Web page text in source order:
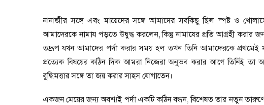
নানাজীর সঙ্গে এবং মায়েদের সঙ্গে আমাদের সবকিছু ছিল স্পষ্ট ও
আমাদেরকে নামায পড়তে উদ্বুদ্ধ করলেন,কিন্তু নামাযের প্রতি আগ্রহী করার
তদ্রূপ যখন আমাদের পর্দা করার সময় হল তখন তিনি আমাদেরকে প্রথমেই
প্রত্যেক বিষয়ের কঠিন দিক আমরা নিজেরা অনুভব করার আগে তিনিই তা
বুদ্ধিমত্তার সঙ্গে তা জয় করার সাহস যোগাতেন।
একজন মেয়ের জন্য অবশ্যই পর্দা একটি কঠিন বন্ধন,বিশেষত তার নতুন